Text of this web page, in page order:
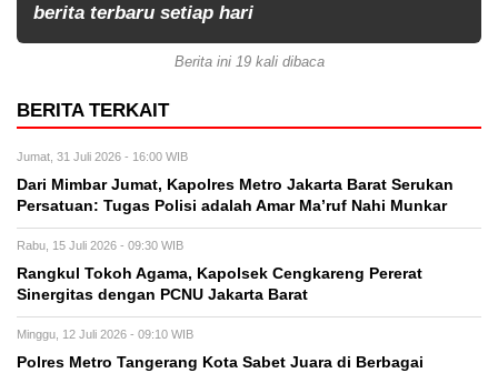
berita terbaru setiap hari
Berita ini 19 kali dibaca
BERITA TERKAIT
Jumat, 31 Juli 2026 - 16:00 WIB
Dari Mimbar Jumat, Kapolres Metro Jakarta Barat Serukan
Persatuan: Tugas Polisi adalah Amar Ma’ruf Nahi Munkar
Rabu, 15 Juli 2026 - 09:30 WIB
Rangkul Tokoh Agama, Kapolsek Cengkareng Pererat
Sinergitas dengan PCNU Jakarta Barat
Minggu, 12 Juli 2026 - 09:10 WIB
Polres Metro Tangerang Kota Sabet Juara di Berbagai